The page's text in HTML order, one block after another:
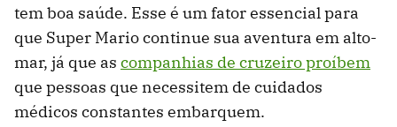
tem boa saúde. Esse é um fator essencial para
que Super Mario continue sua aventura em alto-
mar, já que as companhias de cruzeiro proíbem
que pessoas que necessitem de cuidados
médicos constantes embarquem.